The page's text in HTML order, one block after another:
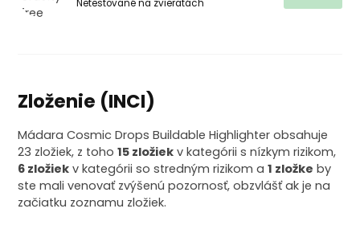
Netestované na zvieratách
Zloženie (INCI)
Mádara Cosmic Drops Buildable Highlighter obsahuje
23 zložiek, z toho15 zložiek v kategórii s nízkym rizikom,
6 zložiek v kategórii so stredným rizikom a1 zložke by
ste mali venovať zvýšenú pozornosť, obzvlášť ak je na
začiatku zoznamu zložiek.